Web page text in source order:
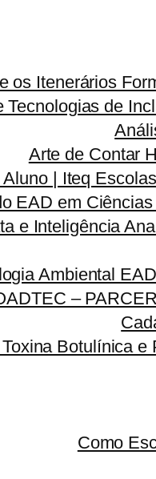
os Itenerários
Tecnologias de
Arte de Contar
| Iteq Escolas
EAD em
e Inteligência
Ambiental
–
Botulínica
Como